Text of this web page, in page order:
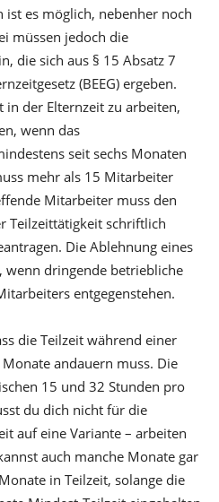
ist es möglich, nebenher noch
müssen jedoch die
die sich aus § 15 Absatz 7
(BEEG) ergeben.
der Elternzeit zu arbeiten,
wenn das
seit sechs Monaten
mehr als 15 Mitarbeiter
Mitarbeiter muss den
Teilzeittätigkeit schriftlich
Die Ablehnung eines
wenn dringende betriebliche
entgegenstehen.
die Teilzeit während einer
andauern muss. Die
15 und 32 Stunden pro
du dich nicht für die
auf eine Variante – arbeiten
auch manche Monate gar
in Teilzeit, solange die